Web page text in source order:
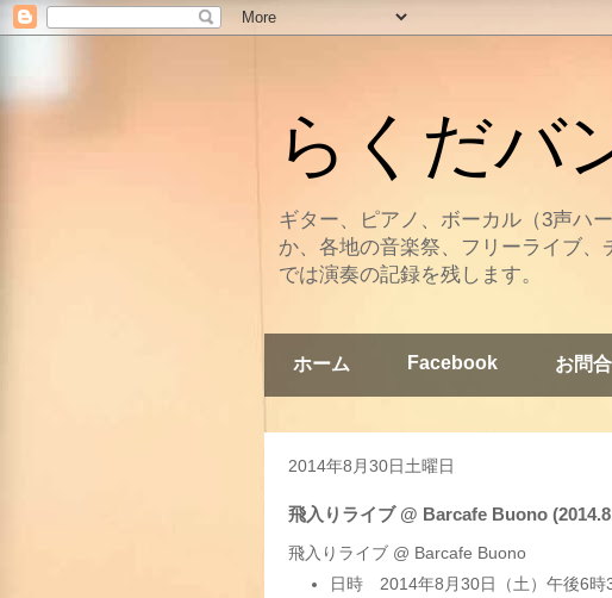
らくだバ
ギター、ピアノ、ボーカル（3声ハ
か、各地の音楽祭、フリーライブ
では演奏の記録を残します。
ホーム Facebook お問
2014年8月30日土曜日
飛入りライブ @ Barcafe Buono
飛入りライブ @ Barcafe Buono
日時 2014年8月30日（土）午後6時